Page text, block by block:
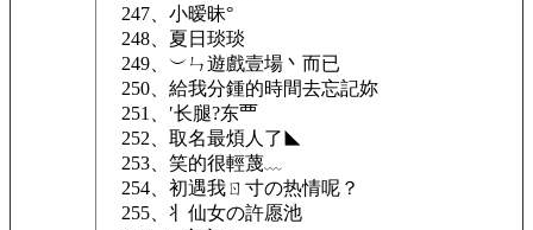
247、小暧昧°
248、夏日琰琰
249、︶ㄣ遊戲壹場丶而已
250、給我分鍾的時間去忘記妳
251、′长腿?东覀
252、取名最煩人了◣
253、笑的很輕蔑﹏
254、初遇我ㄖ寸の热情呢？
255、丬仙女の許愿池